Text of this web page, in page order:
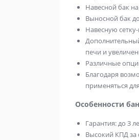
Навесной бак
Выносной бак
Навесную
печи и
Различные
Благодаря
применяться
Особенности
Гарантия: до 3
Высокий КПД за